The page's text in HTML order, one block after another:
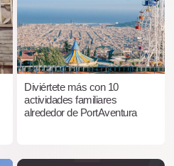
Diviértete más con 10
actividades familiares
alrededor de PortAventura